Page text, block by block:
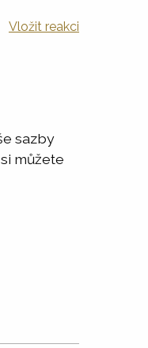
Vložit reakci
sazby
můžete